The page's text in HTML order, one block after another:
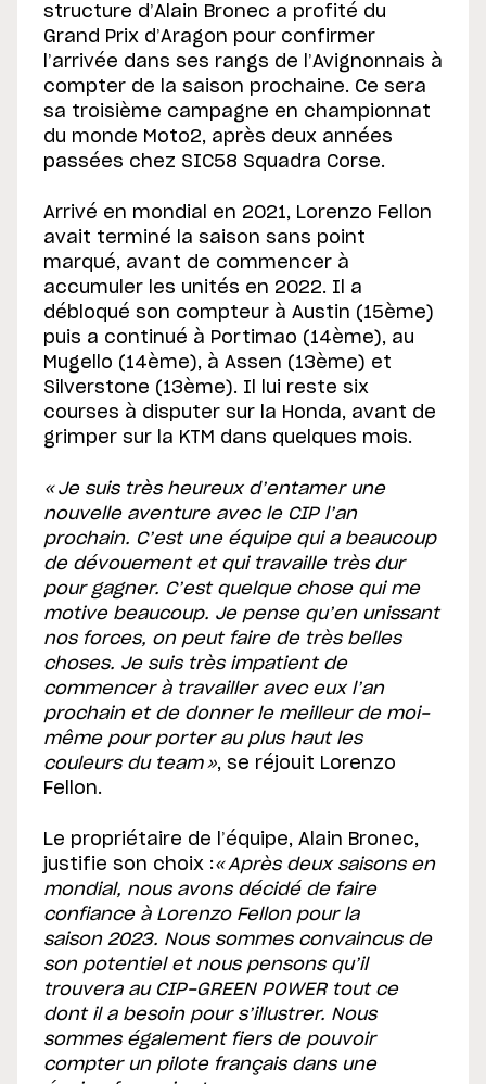
structure d’Alain Bronec a profité du
Grand Prix d’Aragon pour confirmer
l’arrivée dans ses rangs de l’Avignonnais à
compter de la saison prochaine. Ce sera
sa troisième campagne en championnat
du monde Moto2, après deux années
passées chez SIC58 Squadra Corse.
Arrivé en mondial en 2021, Lorenzo Fellon
avait terminé la saison sans point
marqué, avant de commencer à
accumuler les unités en 2022. Il a
débloqué son compteur à Austin (15ème)
puis a continué à Portimao (14ème), au
Mugello (14ème), à Assen (13ème) et
Silverstone (13ème). Il lui reste six
courses à disputer sur la Honda, avant de
grimper sur la KTM dans quelques mois.
« Je suis très heureux d’entamer une
nouvelle aventure avec le CIP l’an
prochain. C’est une équipe qui a beaucoup
de dévouement et qui travaille très dur
pour gagner. C’est quelque chose qui me
motive beaucoup. Je pense qu’en unissant
nos forces, on peut faire de très belles
choses. Je suis très impatient de
commencer à travailler avec eux l’an
prochain et de donner le meilleur de moi-
même pour porter au plus haut les
couleurs du team », se réjouit Lorenzo
Fellon.
Le propriétaire de l’équipe, Alain Bronec,
justifie son choix :« Après deux saisons en
mondial, nous avons décidé de faire
confiance à Lorenzo Fellon pour la
saison 2023. Nous sommes convaincus de
son potentiel et nous pensons qu’il
trouvera au CIP-GREEN POWER tout ce
dont il a besoin pour s’illustrer. Nous
sommes également fiers de pouvoir
compter un pilote français dans une